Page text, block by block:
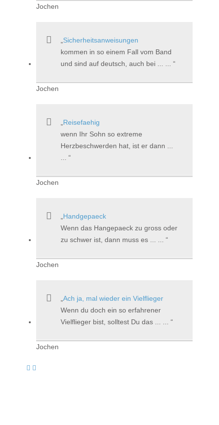
Jochen
Sicherheitsanweisungen
kommen in so einem Fall vom Band
und sind auf deutsch, auch bei ... ...
Jochen
Reisefaehig
wenn Ihr Sohn so extreme
Herzbeschwerden hat, ist er dann ...
Jochen
Handgepaeck
Wenn das Hangepaeck zu gross oder
zu schwer ist, dann muss es ... ...
Jochen
Ach ja, mal wieder ein Vielflieger
Wenn du doch ein so erfahrener
Vielflieger bist, solltest Du das ... ...
Jochen